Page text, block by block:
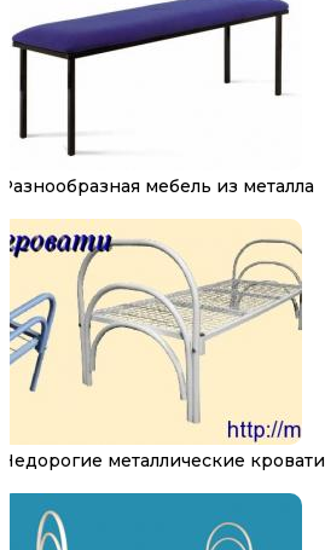
Разнообразная мебель из металла
Недорогие металлические кровати